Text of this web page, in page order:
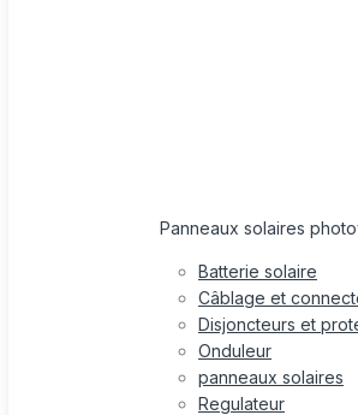
Panneaux solaires
Batterie solaire
Câblage et
Disjoncteurs et
Onduleur
panneaux solaires
Regulateur